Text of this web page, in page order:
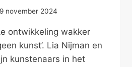
november 2024
ontwikkeling wakker
kunst’. Lia Nijman en
kunstenaars in het